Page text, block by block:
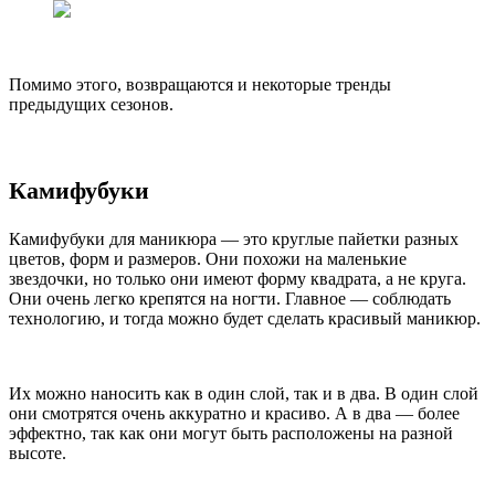
Помимо этого, возвращаются и некоторые тренды
предыдущих сезонов.
Камифубуки
Камифубуки для маникюра — это круглые пайетки разных
цветов, форм и размеров. Они похожи на маленькие
звездочки, но только они имеют форму квадрата, а не круга.
Они очень легко крепятся на ногти. Главное — соблюдать
технологию, и тогда можно будет сделать красивый маникюр.
Их можно наносить как в один слой, так и в два. В один слой
они смотрятся очень аккуратно и красиво. А в два — более
эффектно, так как они могут быть расположены на разной
высоте.